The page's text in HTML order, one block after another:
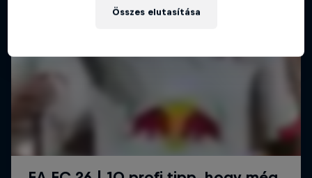
Összes elutasítása